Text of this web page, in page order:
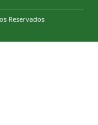
Reservados